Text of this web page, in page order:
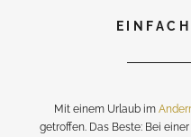
Mit einem Urlaub im
getroffen. Das Beste: Bei